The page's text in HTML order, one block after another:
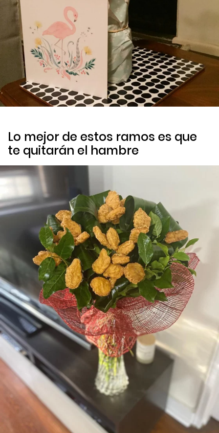
Lo mejor de estos ramos es que
te quitarán el hambre